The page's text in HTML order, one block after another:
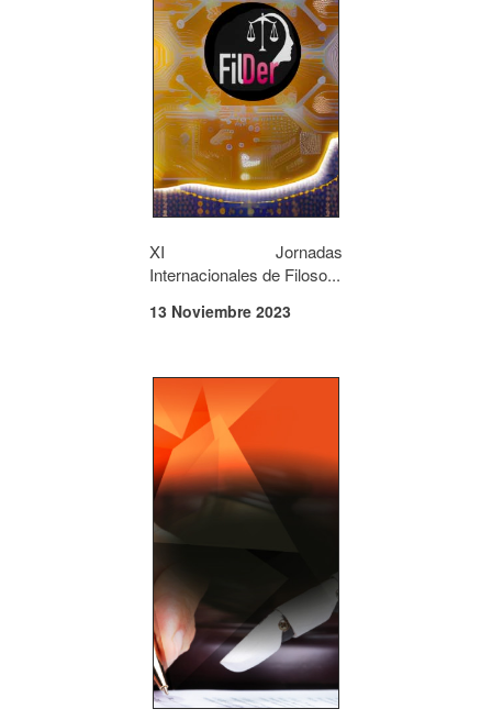
XI Jornadas
Internacionales de Filoso...
13 Noviembre 2023